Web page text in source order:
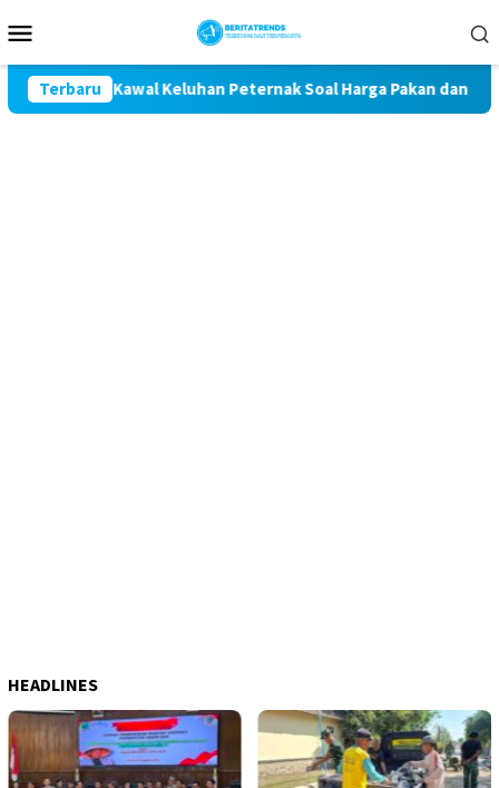
ke
Mobile
Terbaru
Komit Kawal Keluhan Peternak Soal Harga Pakan dan Telur
HEADLINES